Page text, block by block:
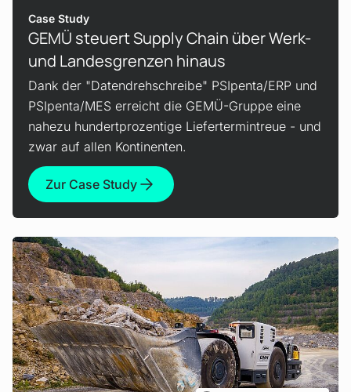
Case Study
GEMÜ steuert Supply Chain über Werk-
und Landesgrenzen hinaus
Dank der "Datendrehschreibe" PSIpenta/ERP und
PSIpenta/MES erreicht die GEMÜ-Gruppe eine
nahezu hundertprozentige Liefertermintreue - und
zwar auf allen Kontinenten.
Zur Case Study